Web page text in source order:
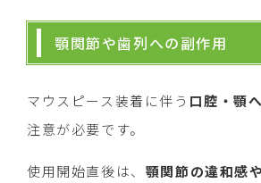
顎関節や歯列への副作用
マウスピース装着に伴う 口腔・顎
注意が必要です。
使用開始直後は、 顎関節の違和感